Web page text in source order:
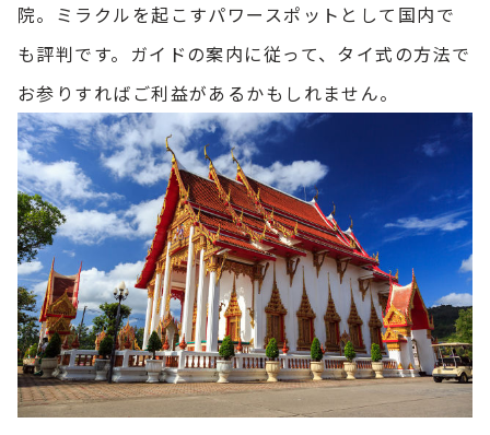
院。ミラクルを起こすパワースポットとして国内で
も評判です。ガイドの案内に従って、タイ式の方法で
お参りすればご利益があるかもしれません。